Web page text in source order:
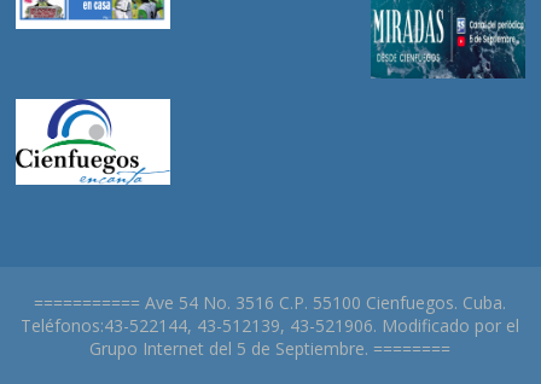
=========== Ave 54 No. 3516 C.P. 55100 Cienfuegos. Cuba.
Teléfonos:43-522144, 43-512139, 43-521906. Modificado por el
Grupo Internet del 5 de Septiembre. ========